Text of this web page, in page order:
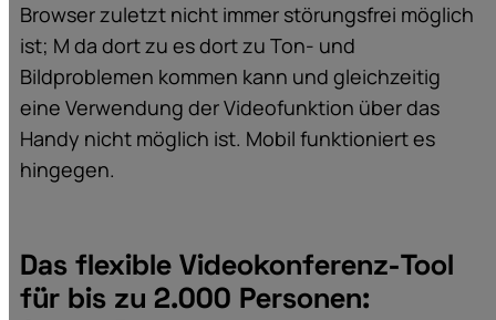
Browser zuletzt nicht immer störungsfrei möglich
ist; M da dort zu es dort zu Ton- und
Bildproblemen kommen kann und gleichzeitig
eine Verwendung der Videofunktion über das
Handy nicht möglich ist. Mobil funktioniert es
hingegen.
Das flexible Videokonferenz-Tool
für bis zu 2.000 Personen: